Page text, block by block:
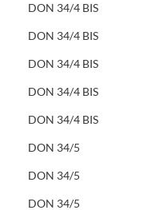
DON 34/4 BIS
DON 34/4 BIS
DON 34/4 BIS
DON 34/4 BIS
DON 34/4 BIS
DON 34/5
DON 34/5
DON 34/5